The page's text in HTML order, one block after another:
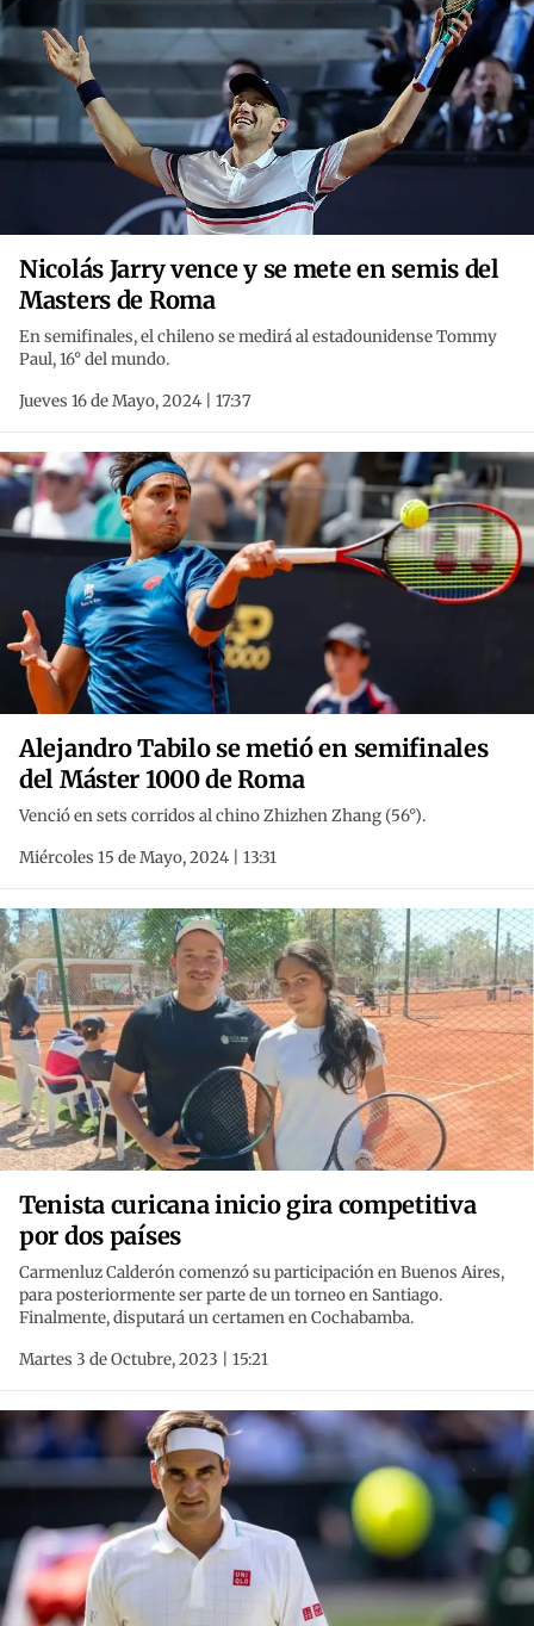
Nicolás Jarry vence y se mete en semis del
Masters de Roma
En semifinales, el chileno se medirá al estadounidense Tommy
Paul, 16° del mundo.
Jueves 16 de Mayo, 2024 | 17:37
Alejandro Tabilo se metió en semifinales
del Máster 1000 de Roma
Venció en sets corridos al chino Zhizhen Zhang (56°).
Miércoles 15 de Mayo, 2024 | 13:31
Tenista curicana inicio gira competitiva
por dos países
Carmenluz Calderón comenzó su participación en Buenos Aires,
para posteriormente ser parte de un torneo en Santiago.
Finalmente, disputará un certamen en Cochabamba.
Martes 3 de Octubre, 2023 | 15:21